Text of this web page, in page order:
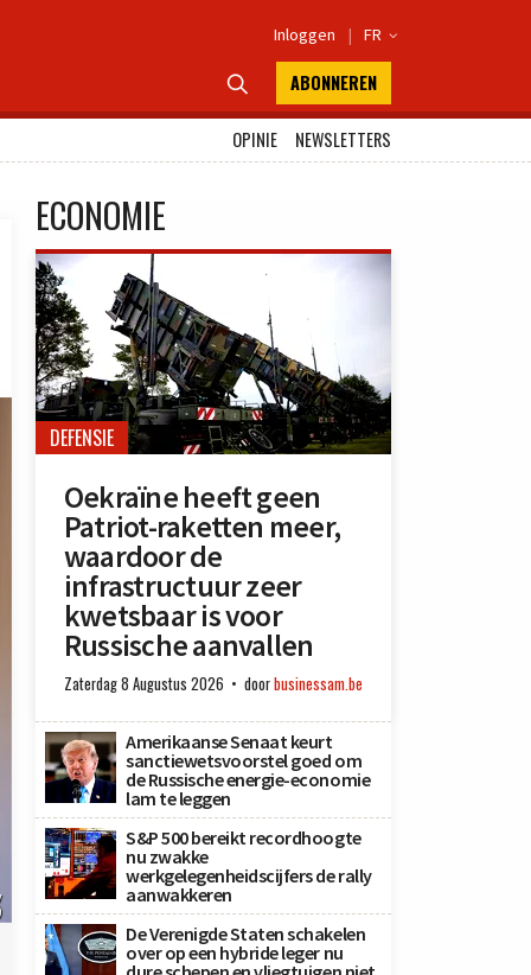
Inloggen | FR 
 ABONNEREN
OPINIE
NEWSLETTERS
ECONOMIE
DEFENSIE
Oekraïne heeft geen
Patriot-raketten meer,
waardoor de
infrastructuur zeer
kwetsbaar is voor
Russische aanvallen
Zaterdag 8 Augustus 2026 doorbusinessam.be
Amerikaanse Senaat keurt
sanctiewetsvoorstel goed om
de Russische energie-economie
lam te leggen
S&P 500 bereikt recordhoogte
nu zwakke
werkgelegenheidscijfers de rally
aanwakkeren
De Verenigde Staten schakelen
over op een hybride leger nu